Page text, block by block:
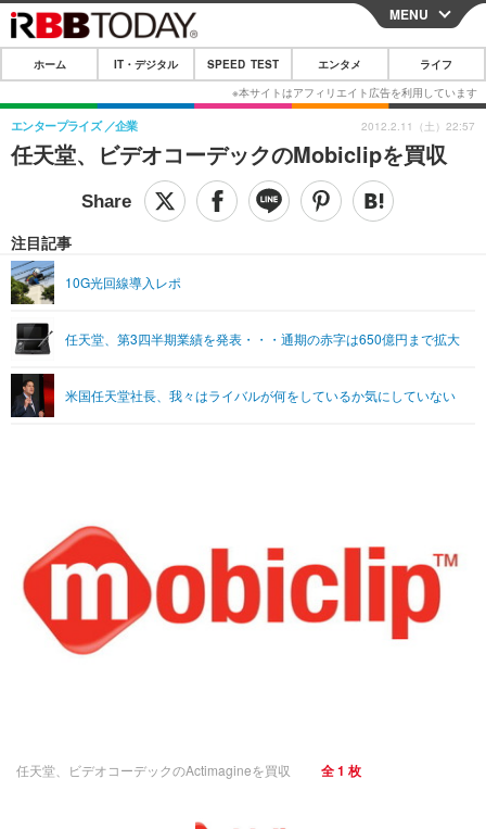
CLOSE
ホーム
IT・デジタル
IT・デジタルTOP スマートフォン
ネタ ガジェット・ツール
SPEED TEST
エンタメ
音楽 スポーツ
ライフ
ペット ショッピング
その他
リリース一覧
プッシュ通知の停止方法
MENU
ホーム IT・デジタル SPEED TEST エンタメ ライフ
任天堂、ビデオコーデックのMobiclipを買収
エンタープライズ 企業
注目記事
10G光回線導入レポ
任天堂、第3四半期業績を発表・・・通期の赤字は650億円まで拡大
米国任天堂社長、我々はライバルが何をしているか気にしていない
2012.2.11（土）22:57
任天堂、ビデオコーデックのActimagineを買収 全 1 枚